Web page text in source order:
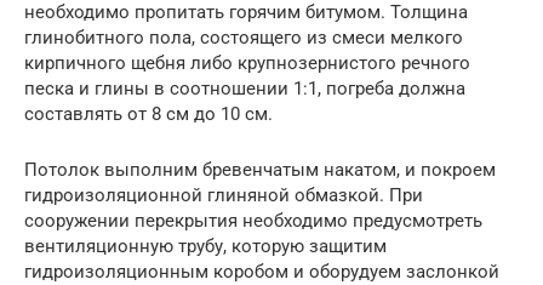
необходимо пропитать горячим битумом. Толщина
глинобитного пола, состоящего из смеси мелкого
кирпичного щебня либо крупнозернистого речного
песка и глины в соотношении 1:1, погреба должна
составлять от 8 см до 10 см.
Потолок выполним бревенчатым накатом, и покроем
гидроизоляционной глиняной обмазкой. При
сооружении перекрытия необходимо предусмотреть
вентиляционную трубу, которую защитим
гидроизоляционным коробом и оборудуем заслонкой